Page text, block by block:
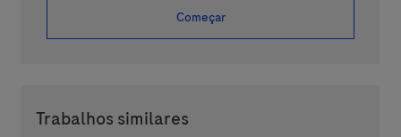
Começar
Trabalhos similares